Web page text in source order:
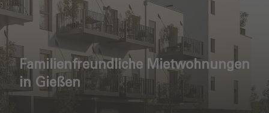
Familienfreundliche Mietwohnungen
in Gießen